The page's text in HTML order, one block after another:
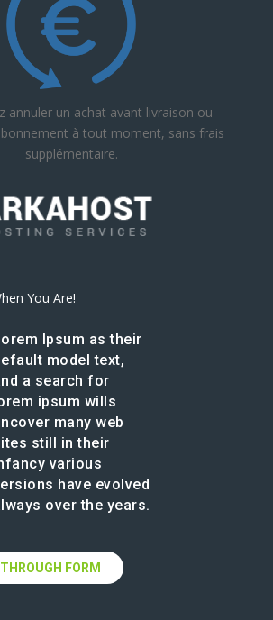
annuler un achat avant livraison ou
à tout moment, sans frais
supplémentaire.
You Are!
Ipsum as their
model text,
a search for
ipsum wills
many web
still in their
various
have evolved
over the years.
FORM